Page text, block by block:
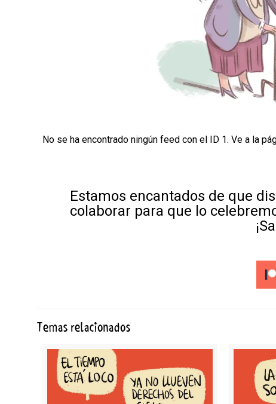
No se ha encontrado ningún feed con el ID 1. Ve a la
Estamos encantados de que
colaborar para que lo
Temas relacionados